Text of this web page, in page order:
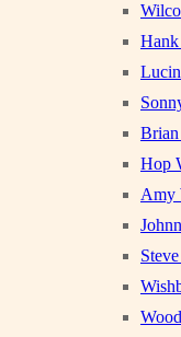
Wilco
Hop
Amy